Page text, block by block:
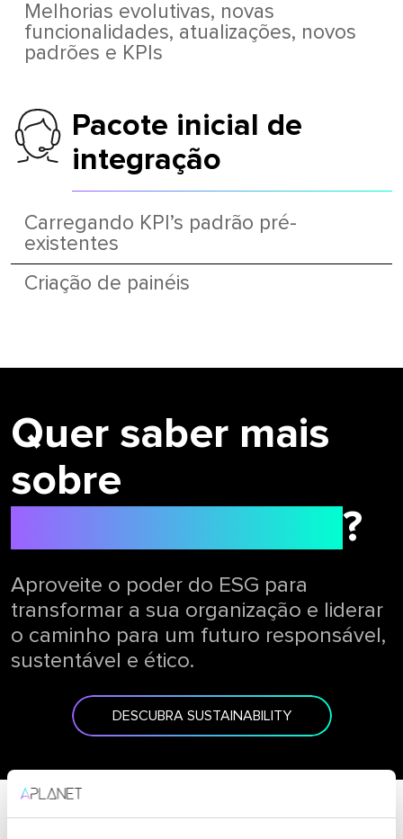
Melhorias evolutivas, novas
funcionalidades, atualizações, novos
padrões e KPIs
Pacote inicial de
integração
Carregando KPI’s padrão pré-
existentes
Criação de painéis
Quer saber mais
sobre
?
Aproveite o poder do ESG para
transformar a sua organização e liderar
o caminho para um futuro responsável,
sustentável e ético.
DESCUBRA SUSTAINABILITY